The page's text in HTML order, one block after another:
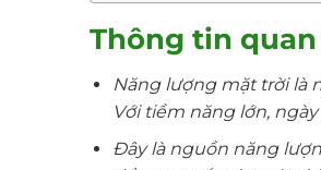
Thông tin
Năng lượng mặt trời là
Với tiềm năng lớn,
Đây là nguồn năng